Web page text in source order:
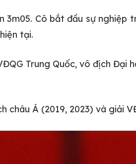
3m05. Cô bắt đầu sự nghiệp
tại.
Trung Quốc, vô địch Đại
Á (2019, 2023) và giải